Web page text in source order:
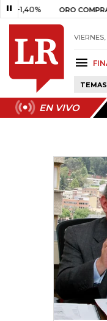
ORO COMPRA
EN VIVO
EN VIVO